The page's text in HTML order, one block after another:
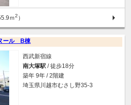
ｍ2 ）
ール B棟
西武新宿線
南大塚駅 / 徒歩18分
築年 9年 / 2階建
埼玉県川越市むさし野35-3